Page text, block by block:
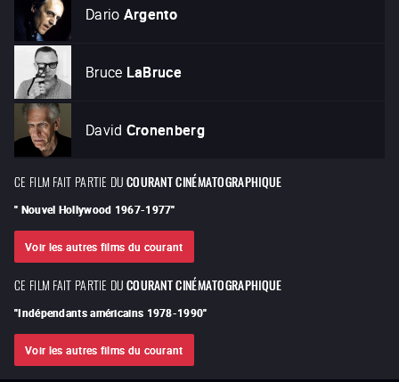
Dario Argento
Bruce LaBruce
David Cronenberg
CE FILM FAIT PARTIE DUCOURANT CINÉMATOGRAPHIQUE
" Nouvel Hollywood 1967-1977"
Voir les autres films du courant
CE FILM FAIT PARTIE DUCOURANT CINÉMATOGRAPHIQUE
"Indépendants américains 1978-1990"
Voir les autres films du courant